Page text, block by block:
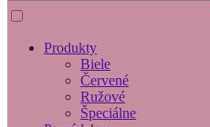
Produkty
Biele
Červené
Ružové
Špeciálne